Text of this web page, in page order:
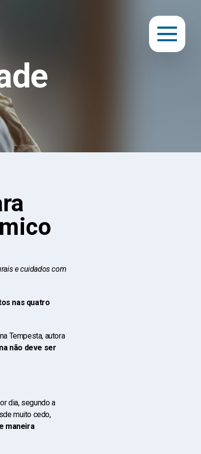
e cuidados com
nas quatro
Tempesta, autora
não deve ser
dia, segundo a
muito cedo,
maneira